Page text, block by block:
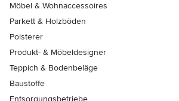
Möbel & Wohnaccessoires
Parkett & Holzböden
Polsterer
Produkt- & Möbeldesigner
Teppich & Bodenbeläge
Baustoffe
Entsorgungsbetriebe